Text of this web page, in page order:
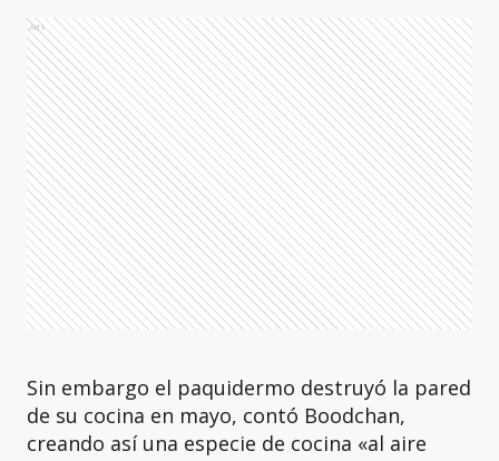
Ads
Sin embargo el paquidermo destruyó la pared
de su cocina en mayo, contó Boodchan,
creando así una especie de cocina «al aire